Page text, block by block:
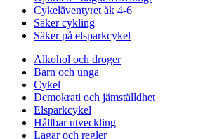
Cykeläventyret åk 4-6
Säker cykling
Säker på elsparkcykel
Alkohol och droger
Barn och unga
Cykel
Demokrati och jämställdhet
Elsparkcykel
Hållbar utveckling
Lagar och regler